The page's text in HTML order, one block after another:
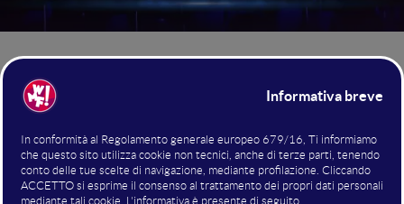
questo il
, Fiera Internazionale e
Festival sull'Innovazione AI, Tech & Digital, ha individuato 14
creare un domani condiviso , inclusivo ed ecosostenibile,
valorizzando progetti e soluzioni in grado di generare un
impatto positivosu ambiente, territori e comunità.